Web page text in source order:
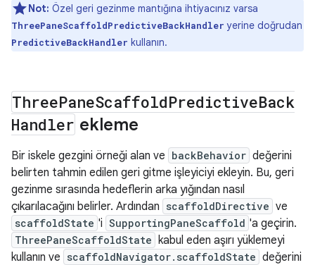
Not: Özel geri gezinme mantığına ihtiyacınız varsa
ThreePaneScaffoldPredictiveBackHandler yerine doğrudan
PredictiveBackHandler kullanın.
ThreePaneScaffoldPredictiveBack
Handler ekleme
Bir iskele gezgini örneği alan ve backBehavior değerini
belirten tahmin edilen geri gitme işleyiciyi ekleyin. Bu, geri
gezinme sırasında hedeflerin arka yığından nasıl
çıkarılacağını belirler. Ardından scaffoldDirective ve
scaffoldState 'i SupportingPaneScaffold 'a geçirin.
ThreePaneScaffoldState
kabul eden aşırı yüklemeyi
kullanın ve scaffoldNavigator.scaffoldState değerini